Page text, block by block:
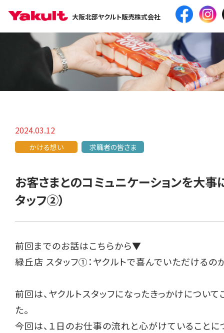
大阪北部ヤクルト販売株式会社
2024.03.12
かける想い 求職者の皆さま
お客さまとのコミュニケーションを大事
タッフ②）
前回までのお話はこちらから▼
緑丘店 スタッフ①：ヤクルトで喜んでいただけるの
前回は、ヤクルトスタッフになったきっかけについ
た。
今回は、１日のお仕事の流れと心がけていることに